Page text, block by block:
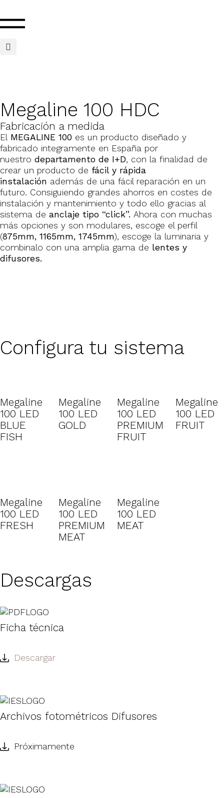
Megaline 100 HDC
Fabricación a medida
El MEGALINE 100 es un producto diseñado y
fabricado integramente en España por
nuestro departamento de I+D, con la finalidad de
crear un producto de fácil y rápida
instalación además de una fácil reparación en un
futuro. Consiguiendo grandes ahorros en costes de
instalación y mantenimiento y todo ello gracias al
sistema de anclaje tipo “click”. Ahora con muchas
más opciones y son modulares, escoge el perfil
(875mm, 1165mm, 1745mm), escoge la luminaria y
combinalo con una amplia gama de lentes y
difusores.
Configura tu sistema
Megaline
100 LED
BLUE
FISH
Megaline
100 LED
GOLD
Megaline
100 LED
PREMIUM
FRUIT
Megaline
100 LED
FRUIT
Megaline
100 LED
FRESH
Megaline
100 LED
PREMIUM
MEAT
Megaline
100 LED
MEAT
Descargas
Ficha técnica
Descargar
Archivos fotométricos Difusores
Próximamente